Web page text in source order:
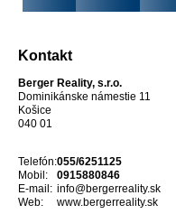
Kontakt
Berger Reality, s.r.o.
Dominikánske námestie 11
Košice
040 01
Telefón:055/6251125
Mobil:
0915880846
E-mail: info@bergerreality.sk
Web:
www.bergerreality.sk